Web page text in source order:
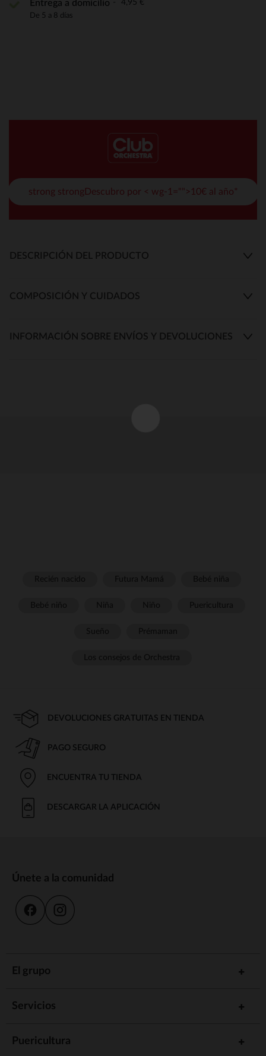
Entrega a domicilio 4,95 €
De 5 a 8 días
strong strongDescubro por < wg-1="">10€ al año*
DESCRIPCIÓN DEL PRODUCTO
COMPOSICIÓN Y CUIDADOS
INFORMACIÓN SOBRE ENVÍOS Y DEVOLUCIONES
DEVOLUCIONES GRATUITAS EN TIENDA
PAGO SEGURO
ENCUENTRA TU TIENDA
DESCARGAR LA APLICACIÓN
Únete a la comunidad
El grupo
Servicios
Puericultura